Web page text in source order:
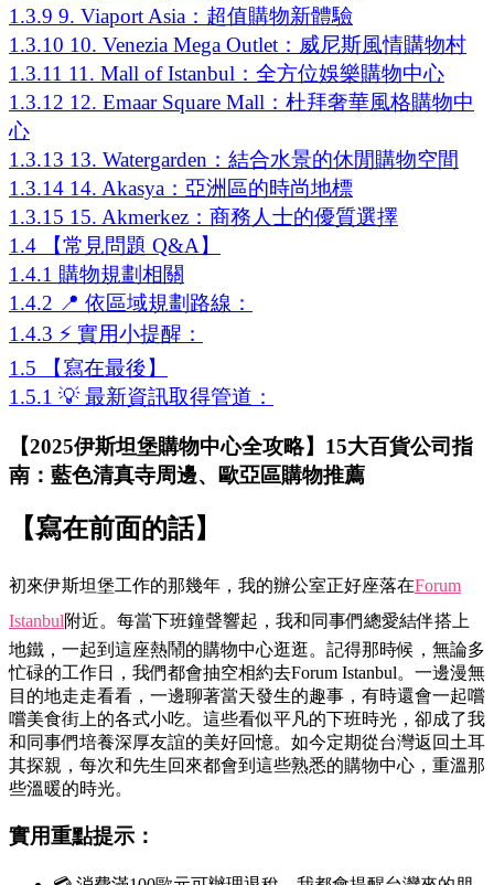
1.3.9 9. Viaport Asia：超值購物新體驗
1.3.10 10. Venezia Mega Outlet：威尼斯風情購物村
1.3.11 11. Mall of Istanbul：全方位娛樂購物中心
1.3.12 12. Emaar Square Mall：杜拜奢華風格購物中
心
1.3.13 13. Watergarden：結合水景的休閒購物空間
1.3.14 14. Akasya：亞洲區的時尚地標
1.3.15 15. Akmerkez：商務人士的優質選擇
1.4
【常見問題 Q&A】
1.4.1 購物規劃相關
1.4.2 📍 依區域規劃路線：
1.4.3 ⚡ 實用小提醒：
1.5
【寫在最後】
1.5.1 💡 最新資訊取得管道：
【2025伊斯坦堡購物中心全攻略】15大百貨公司指
南：藍色清真寺周邊、歐亞區購物推薦
【寫在前面的話】
初來伊斯坦堡工作的那幾年，我的辦公室正好座落在Forum
Istanbul附近。每當下班鐘聲響起，我和同事們總愛結伴搭上
地鐵，一起到這座熱鬧的購物中心逛逛。記得那時候，無論多
忙碌的工作日，我們都會抽空相約去Forum Istanbul。一邊漫無
目的地走走看看，一邊聊著當天發生的趣事，有時還會一起嚐
嚐美食街上的各式小吃。這些看似平凡的下班時光，卻成了我
和同事們培養深厚友誼的美好回憶。如今定期從台灣返回土耳
其探親，每次和先生回來都會到這些熟悉的購物中心，重溫那
些溫暖的時光。
實用重點提示：